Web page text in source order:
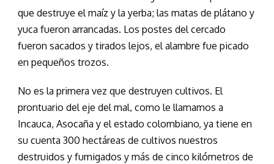
que destruye el maíz y la yerba; las matas de plátano y
yuca fueron arrancadas. Los postes del cercado
fueron sacados y tirados lejos, el alambre fue picado
en pequeños trozos.
No es la primera vez que destruyen cultivos. El
prontuario del eje del mal, como le llamamos a
Incauca, Asocaña y el estado colombiano, ya tiene en
su cuenta 300 hectáreas de cultivos nuestros
destruidos y fumigados y más de cinco kilómetros de